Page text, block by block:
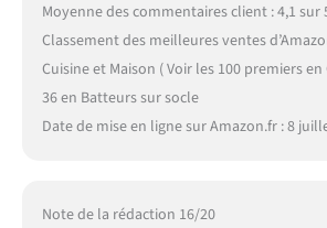
Moyenne des commentaires client : 4,1 sur
Classement des meilleures ventes
Cuisine et Maison ( Voir les 100 premiers
36 en Batteurs sur socle
Date de mise en ligne sur Amazon.fr : 8
Note de la rédaction 16/20